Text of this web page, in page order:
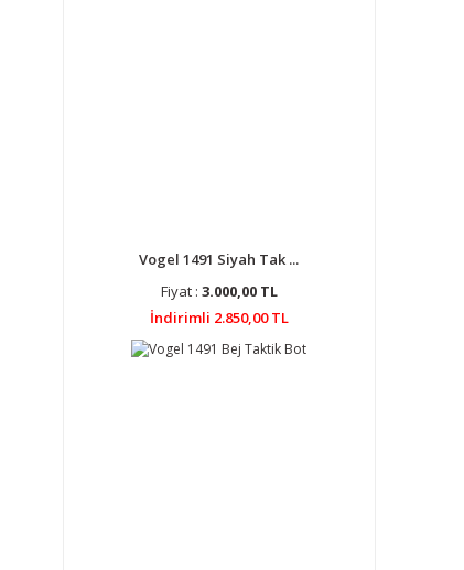
Vogel 1491 Siyah Tak ...
Fiyat : 3.000,00 TL
İndirimli 2.850,00 TL